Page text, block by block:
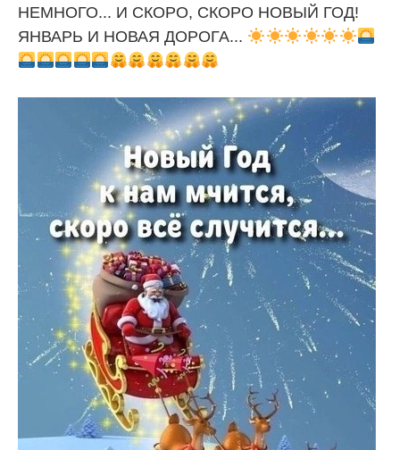
НЕМНОГО... И СКОРО, СКОРО НОВЫЙ ГОД!
ЯНВАРЬ И НОВАЯ ДОРОГА...